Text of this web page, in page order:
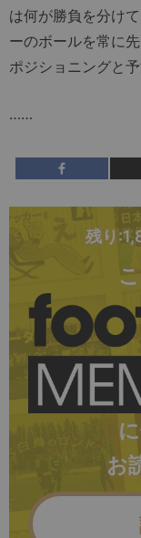
は何が勝負を分け
ーのボールを常に
ポジショニングと
……
残り
お